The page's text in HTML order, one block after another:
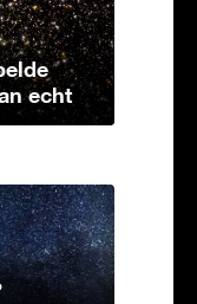
echt